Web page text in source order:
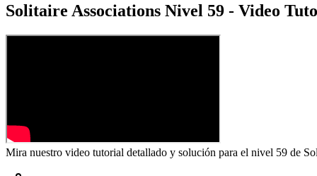
Solitaire Associations Nivel 59 - Video
Mira nuestro video tutorial detallado y solución para el nivel 59 de